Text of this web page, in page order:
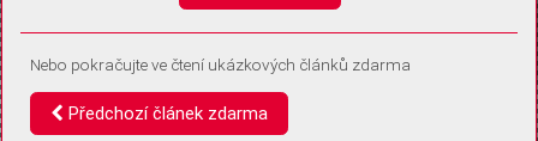
Nebo pokračujte ve čtení ukázkových článků zdarma
Předchozí článek zdarma